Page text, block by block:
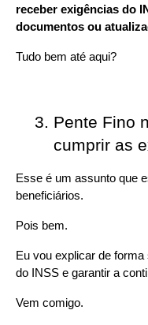
receber exigências do
documentos ou
Tudo bem até aqui?
Pente Fino
cumprir as
Esse é um assunto que
beneficiários.
Pois bem.
Eu vou explicar de
do INSS e garantir a
Vem comigo.